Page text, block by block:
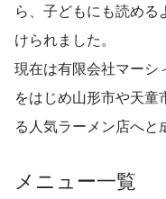
ら、子どもにも読め
けられました。
現在は有限会社マーシ
をはじめ山形市や天
る人気ラーメン店へと
メニュー一覧